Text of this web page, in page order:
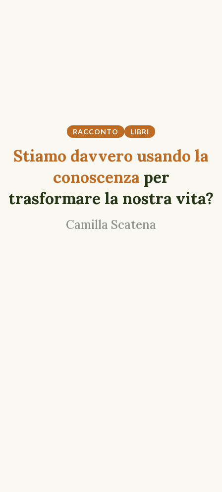
RACCONTO LIBRI
Stiamo davvero usando la
conoscenza per
trasformare la nostra vita?
Camilla Scatena